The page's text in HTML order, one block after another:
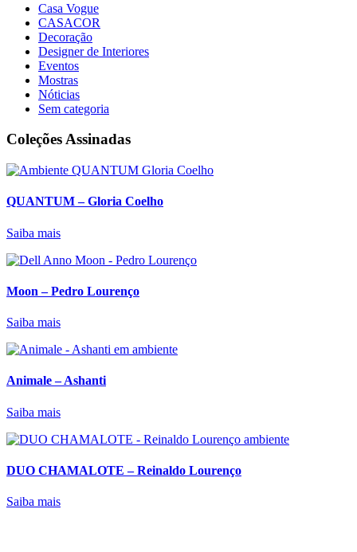
Casa Vogue
CASACOR
Decoração
Designer de Interiores
Eventos
Mostras
Nóticias
Sem categoria
Coleções Assinadas
QUANTUM – Gloria Coelho
Saiba mais
Moon – Pedro Lourenço
Saiba mais
Animale – Ashanti
Saiba mais
DUO CHAMALOTE – Reinaldo Lourenço
Saiba mais